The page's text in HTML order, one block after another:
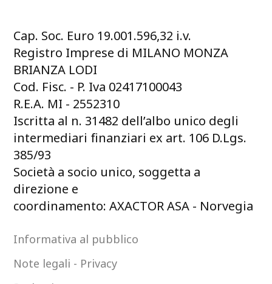
Cap. Soc. Euro 19.001.596,32 i.v.
Registro Imprese di MILANO MONZA
BRIANZA LODI
Cod. Fisc. - P. Iva 02417100043
R.E.A. MI - 2552310
Iscritta al n. 31482 dell’albo unico degli
intermediari finanziari ex art. 106 D.Lgs.
385/93
Società a socio unico, soggetta a
direzione e
coordinamento: AXACTOR ASA - Norvegia
Informativa al pubblico
Note legali - Privacy